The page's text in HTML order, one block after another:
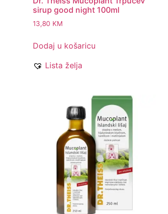
sirup good night 100ml
13,80 KM
Dodaj u košaricu
Lista želja